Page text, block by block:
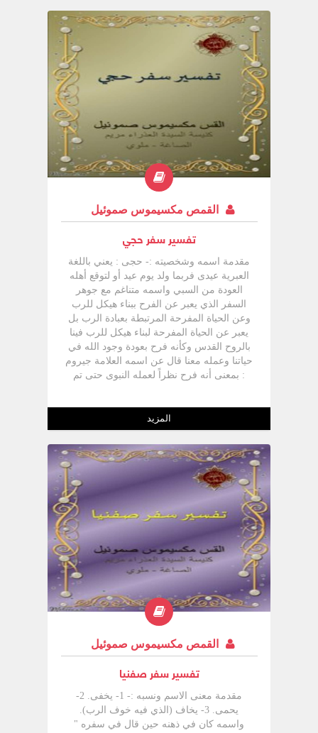
:1) لكن يوجد بين الجزء الأول حتى الـ 8
إصحاحات الأولى وباقي السفر فترة زمنية
طويلة حوالي 30 - 40 سنة عاصر زربابل الوالي
وهوشع الكاهن وتزامل مع حجي في صداقة
عظيمة بل يقول التقليد أنهما دفنا معاً في قبر
واحد.
القمص مكسيموس صموئيل
تفسير سفر حجي
مقدمة اسمه وشخصيته :- حجى : يعني باللغة
العبرية عيدى فربما ولد يوم عيد أو لتوقع أهله
العودة من السبي واسمه متناغم مع جوهر
السفر الذي يعبر عن الفرح ببناء هيكل للرب
وعن الحياة المفرحة المرتبطة بعبادة الرب بل
يعبر عن الحياة المفرحة لبناء هيكل للرب فينا
بالروح القدس وكأنه فرح بعودة وجود الله في
حياتنا وعمله معنا قال عن اسمه العلامة جيروم
: بمعنى أنه فرح نظراً لعمله النبوى حتى تم
بالدموع يحصدون بالابتهاج" يؤكد بعض
الدارسين أنه كان كاهناً لاهتمامه ببناء الهيكل
وقوله "إسأل الكهنة عن الشريعة" (حج 2 :11)
وأنه ولد في السبي وعاد مع الرجوع الأول مع
عزرا (عز 2: 10) مارس العمل النبوى سنة 520
ق.م. وهى السنة الثانية لملك داريوس الثالث
وهي نفس السنة التي اشتهر فيها الفيلسوف
الصينى كونفشيوس، وسبق زكريا النبي
بشهرين وارتبطا معاً بصداقة كبيرة فقد استمر
حجى في عمله النبوي 3 شهور و 24 يوما أما
زكريا فامتد 3 سنوات. يعتبر حجى وزكريا
وملاخى من أنبياء ما بعد السبي يقول التلمود
أن زكريا وحجى كانوا من أعضاء المجمع
العظيم اتفق مع حزقيال النبي في جوانب
كثيرة عدا اهتمام حزقيال بالرموز والرؤى
(حز 4 ,17 ، 19 ، 27 ,28) لكن حجي كان
أسلوبه عملي فبكت الشعب وأنذرهم ثم
شجعهم على بناء الهيكل.
المزيد
القمص مكسيموس صموئيل
تفسير سفر صفنيا
مقدمة معنى الاسم ونسبه :- 1- يخفى. 2-
يحمى. 3- يخاف (الذي فيه خوف الرب).
واسمه كان في ذهنه حين قال في سفره "